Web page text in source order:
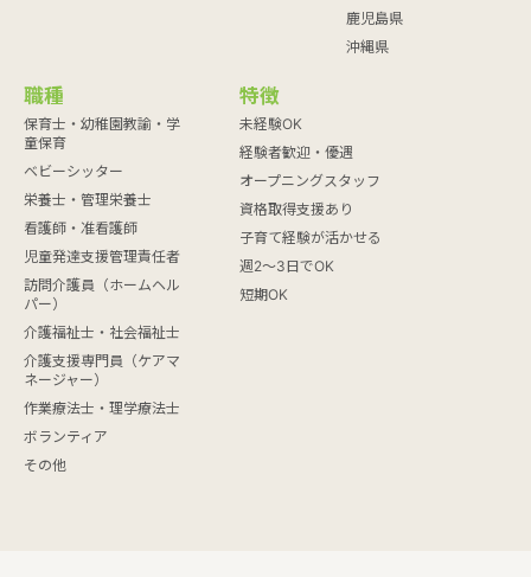
鹿児島県
沖縄県
職種
保育士・幼稚園教諭・学
童保育
ベビーシッター
栄養士・管理栄養士
看護師・准看護師
児童発達支援管理責任者
訪問介護員（ホームヘル
パー）
介護福祉士・社会福祉士
介護支援専門員（ケアマ
ネージャー）
作業療法士・理学療法士
ボランティア
その他
特徴
未経験OK
経験者歓迎・優遇
オープニングスタッフ
資格取得支援あり
子育て経験が活かせる
週2～3日でOK
短期OK